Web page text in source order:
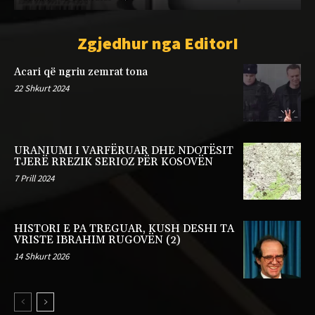
Zgjedhur nga EditorI
Acari që ngriu zemrat tona
22 Shkurt 2024
URANIUMI I VARFËRUAR DHE NDOTËSIT
TJERË RREZIK SERIOZ PËR KOSOVËN
7 Prill 2024
HISTORI E PA TREGUAR, KUSH DESHI TA
VRISTE IBRAHIM RUGOVËN (2)
14 Shkurt 2026